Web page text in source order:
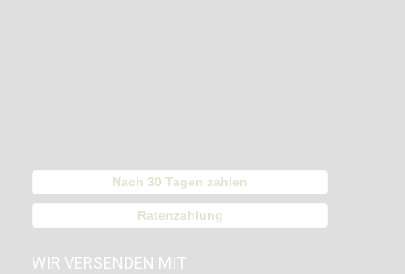
Nach 30 Tagen zahlen
Ratenzahlung
WIR VERSENDEN MIT